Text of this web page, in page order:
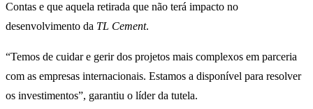
Contas e que aquela retirada que não terá impacto no
desenvolvimento da TL Cement.
“Temos de cuidar e gerir dos projetos mais complexos em parceria
com as empresas internacionais. Estamos a disponível para resolver
os investimentos”, garantiu o líder da tutela.